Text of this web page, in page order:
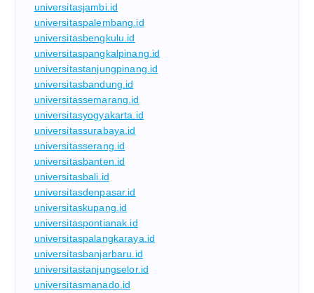
universitasjambi.id
universitaspalembang.id
universitasbengkulu.id
universitaspangkalpinang.id
universitastanjungpinang.id
universitasbandung.id
universitassemarang.id
universitasyogyakarta.id
universitassurabaya.id
universitasserang.id
universitasbanten.id
universitasbali.id
universitasdenpasar.id
universitaskupang.id
universitaspontianak.id
universitaspalangkaraya.id
universitasbanjarbaru.id
universitastanjungselor.id
universitasmanado.id